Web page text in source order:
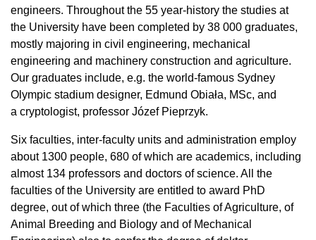
engineers. Throughout the 55 year-history the studies at
the University have been completed by 38 000 graduates,
mostly majoring in civil engineering, mechanical
engineering and machinery construction and agriculture.
Our graduates include, e.g. the world-famous Sydney
Olympic stadium designer, Edmund Obiała, MSc, and
a cryptologist, professor Józef Pieprzyk.
Six faculties, inter-faculty units and administration employ
about 1300 people, 680 of which are academics, including
almost 134 professors and doctors of science. All the
faculties of the University are entitled to award PhD
degree, out of which three (the Faculties of Agriculture, of
Animal Breeding and Biology and of Mechanical